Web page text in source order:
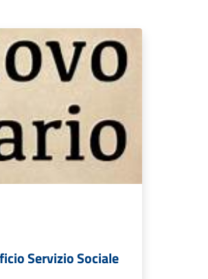
Servizio Sociale